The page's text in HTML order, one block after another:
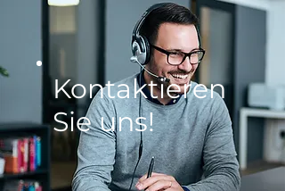
Kontaktieren
Sie uns!